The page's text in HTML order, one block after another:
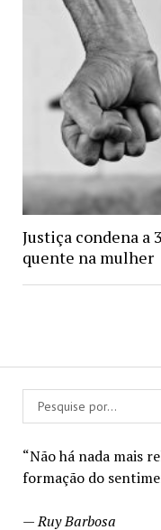
“Não há nada mais
formação do
—Ruy Barbosa
Justiça condena a
quente na mulher